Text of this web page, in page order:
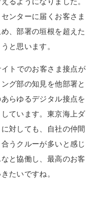
ンターに届くお客さま
、部署の垣根を超えた
と思います。
トでのお客さま接点が
グ部の知見を他部署と
らゆるデジタル接点を
ています。東京海上ダ
対しても、自社の仲間
うクルーが多いと感じ
と協働し、最高のお客
たいですね。